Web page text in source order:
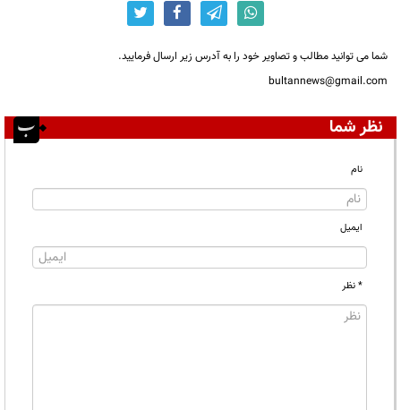
شما می توانید مطالب و تصاویر خود را به آدرس زیر ارسال فرمایید.
bultannews@gmail.com
نظر شما
نام
ایمیل
* نظر